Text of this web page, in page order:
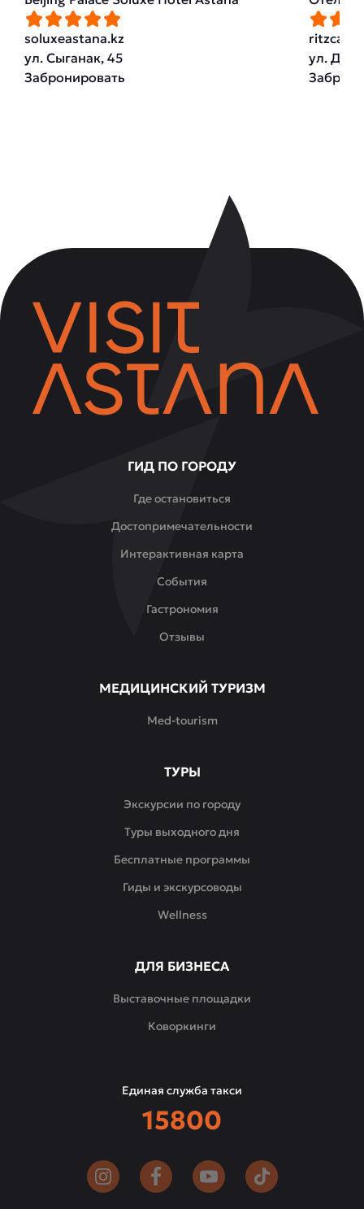
soluxeastana.kz
ул. Сыганак, 45
Забронировать
ул.
ГИД ПО ГОРОДУ
Где остановиться
Достопримечательности
Интерактивная карта
События
Гастрономия
Отзывы
МЕДИЦИНСКИЙ ТУРИЗМ
Med-tourism
ТУРЫ
Экскурсии по городу
Туры выходного дня
Бесплатные программы
Гиды и экскурсоводы
Wellness
ДЛЯ БИЗНЕСА
Выставочные площадки
Коворкинги
Единая служба такси
15800